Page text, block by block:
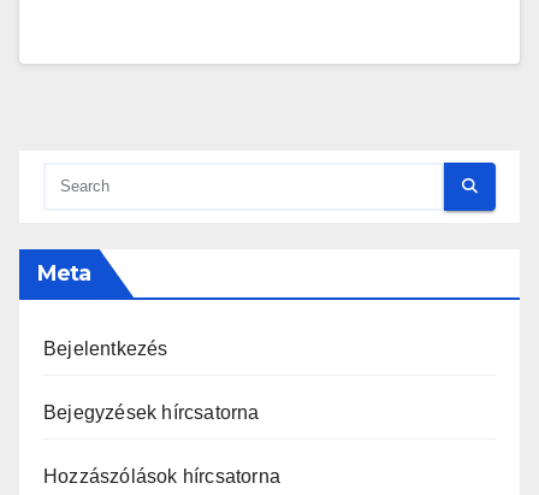
Meta
Bejelentkezés
Bejegyzések hírcsatorna
Hozzászólások hírcsatorna